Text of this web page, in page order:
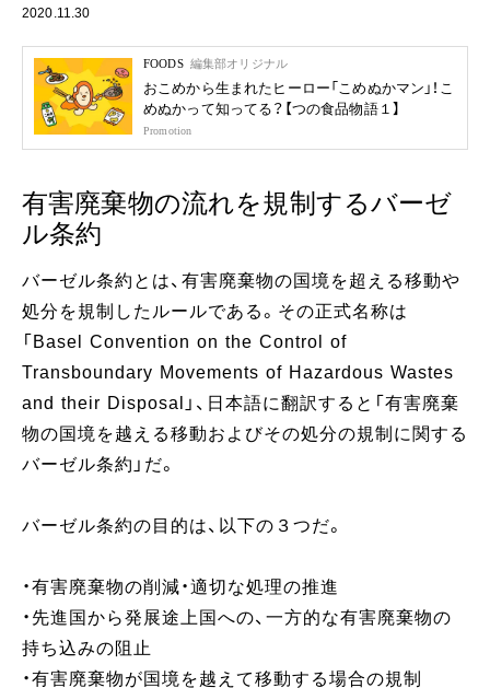
2020.11.30
FOODS 編集部オリジナル
おこめから生まれたヒーロー「こめぬかマン」！こ
めぬかって知ってる？【つの食品物語１】
Promotion
有害廃棄物の流れを規制するバーゼ
ル条約
バーゼル条約とは、有害廃棄物の国境を超える移動や
処分を規制したルールである。その正式名称は
「Basel Convention on the Control of
Transboundary Movements of Hazardous Wastes
and their Disposal」、日本語に翻訳すると「有害廃棄
物の国境を越える移動およびその処分の規制に関する
バーゼル条約」だ。
バーゼル条約の目的は、以下の３つだ。
・有害廃棄物の削減・適切な処理の推進
・先進国から発展途上国への、一方的な有害廃棄物の
持ち込みの阻止
・有害廃棄物が国境を越えて移動する場合の規制